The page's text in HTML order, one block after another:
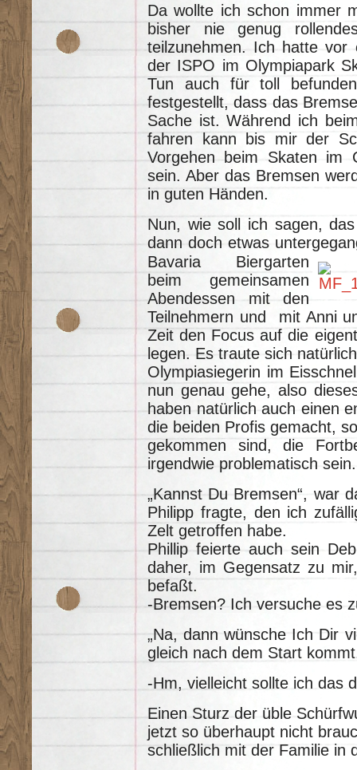
Da wollte ich schon immer
bisher nie genug
teilzunehmen. Ich hatte vor
der ISPO im Olympiapark
Tun auch für toll
festgestellt, dass das
Sache ist. Während ich
fahren kann bis mir der
Vorgehen beim Skaten im
sein. Aber das Bremsen
in guten Händen.
Nun, wie soll ich sagen,
dann doch etwas
Bavaria Biergarten
beim gemeinsamen
Abendessen mit den
Teilnehmern und mit Anni
Zeit den Focus auf die
legen. Es traute sich
Olympiasiegerin im
nun genau gehe, also
haben natürlich auch einen
die beiden Profis gemacht,
gekommen sind, die
irgendwie problematisch sein.
„Kannst Du Bremsen“, war
Philipp fragte, den ich
Zelt getroffen habe.
Phillip feierte auch sein
daher, im Gegensatz zu
befaßt.
-Bremsen? Ich versuche es
„Na, dann wünsche Ich Dir
gleich nach dem Start
-Hm, vielleicht sollte ich das
Einen Sturz der üble
jetzt so überhaupt nicht
schließlich mit der Familie in